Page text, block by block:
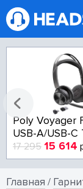
Poly Voyager
USB-A/USB-C
17 295 15 614
Главная /